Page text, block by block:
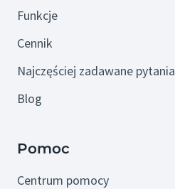
Funkcje
Cennik
Najczęściej zadawane pytania
Blog
Pomoc
Centrum pomocy